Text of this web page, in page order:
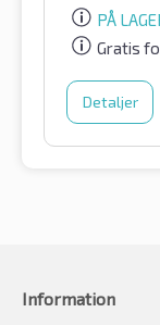
PÅ
Gratis
Detaljer
Information